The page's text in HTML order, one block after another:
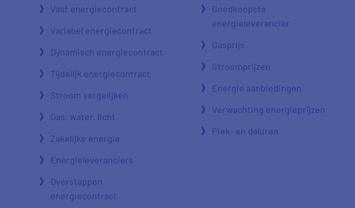
Vast energiecontract
Variabel energiecontract
Dynamisch energiecontract
Tijdelijk energiecontract
Stroom vergelijken
Gas, water, licht
Zakelijke energie
Energieleveranciers
Overstappen
energiecontract
Goedkoopste
energieleverancier
Gasprijs
Stroomprijzen
Energie aanbiedingen
Verwachting energieprijzen
Piek- en daluren